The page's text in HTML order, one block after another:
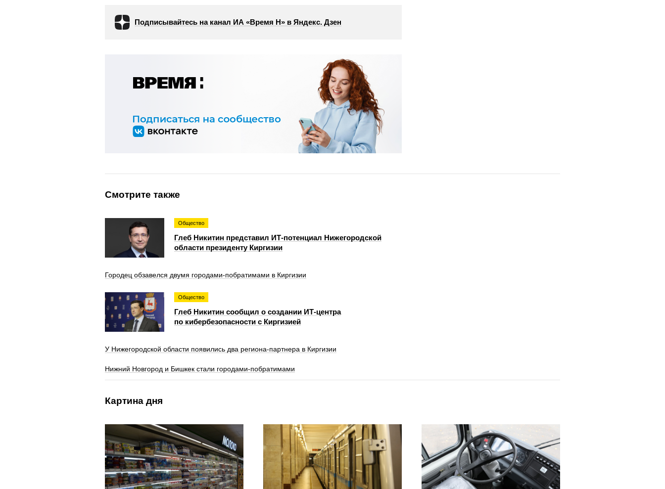
Подписывайтесь на канал ИА «Время Н» в Яндекс. Дзен
Смотрите также
Общество
Глеб Никитин представил ИТ-потенциал Нижегородской
области президенту Киргизии
Городец обзавелся двумя городами‑побратимами в Киргизии
Общество
Глеб Никитин сообщил о создании ИТ-центра
по кибербезопасности с Киргизией
У Нижегородской области появились два региона-партнера в Киргизии
Нижний Новгород и Бишкек стали городами-побратимами
Картина дня